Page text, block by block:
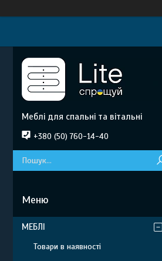
Меблі для спальні та вітальні
+380 (50) 760-14-40
МЕБЛІ
Товари в наявності